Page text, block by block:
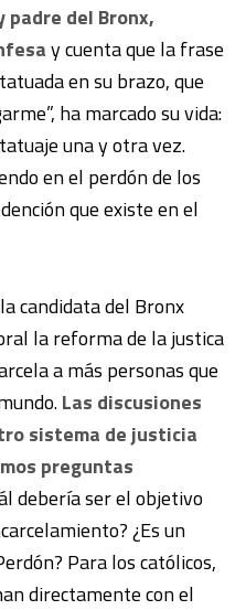
padre del Bronx,
y cuenta que la frase
en su brazo, que
ha marcado su vida:
una y otra vez.
en el perdón de los
que existe en el
candidata del Bronx
la reforma de la justica
a más personas que
Las discusiones
sistema de justicia
preguntas
debería ser el objetivo
¿Es un
Para los católicos,
directamente con el